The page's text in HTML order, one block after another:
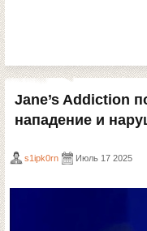
Jane’s Addiction
нападение и
s1ipk0rn Июль 17 2025